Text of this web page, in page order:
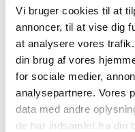
Vi bruger cookies til at
annoncer, til at vise dig
at analysere vores
din brug af vores
for sociale medier,
analysepartnere. Vores
data med andre
de har indsamlet fra din
matcher
LÆS